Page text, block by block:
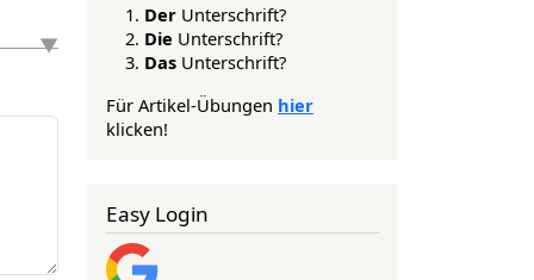
Der Unterschrift?
Die Unterschrift?
Das Unterschrift?
Für Artikel-Übungen hier
klicken!
Easy Login